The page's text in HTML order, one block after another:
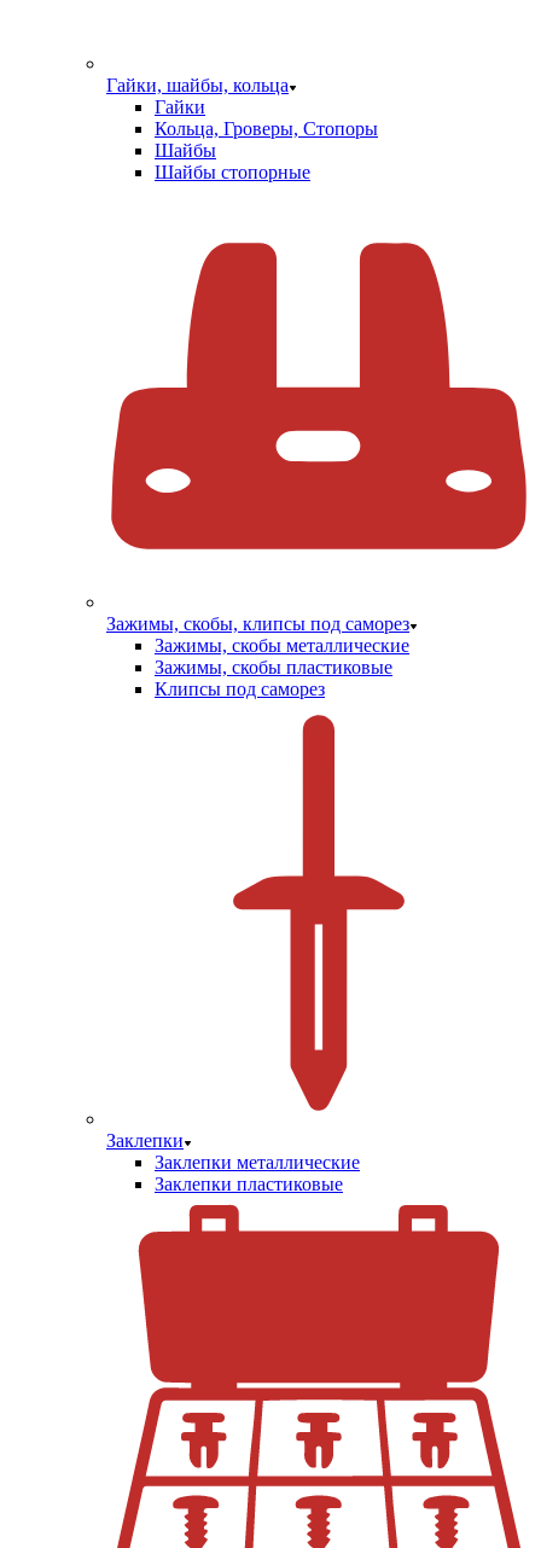
Гайки, шайбы, кольца
Гайки
Кольца, Гроверы, Стопоры
Шайбы
Шайбы стопорные
Зажимы, скобы, клипсы под саморез
Зажимы, скобы металлические
Зажимы, скобы пластиковые
Клипсы под саморез
Заклепки
Заклепки металлические
Заклепки пластиковые